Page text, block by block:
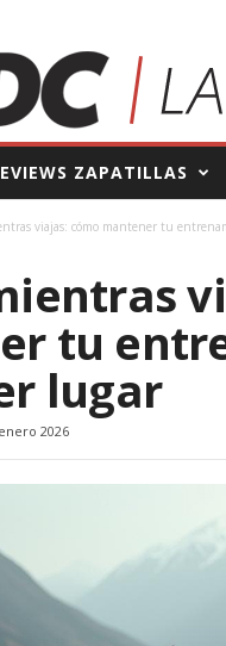
ZAPATILLAS
viajas: cómo mantener tu
tu
lugar
2026